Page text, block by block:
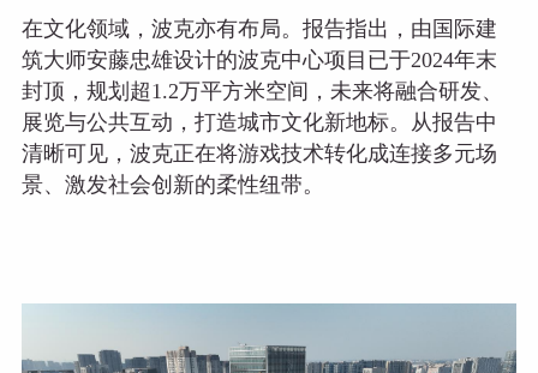
在文化领域，波克亦有布局。报告指出，由国际建
筑大师安藤忠雄设计的波克中心项目已于2024年末
封顶，规划超1.2万平方米空间，未来将融合研发、
展览与公共互动，打造城市文化新地标。从报告中
清晰可见，波克正在将游戏技术转化成连接多元场
景、激发社会创新的柔性纽带。